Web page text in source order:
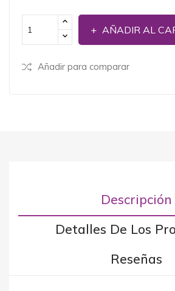
AÑADIR AL
Añadir para comparar
Descripción
Detalles De Los
Reseñas